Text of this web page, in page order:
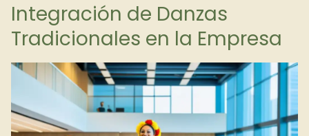
Integración de Danzas
Tradicionales en la Empresa